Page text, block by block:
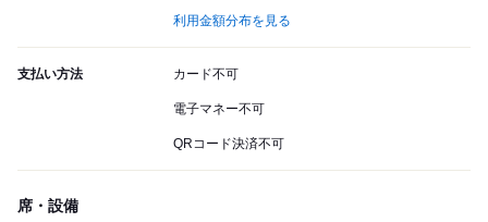
利用金額分布を見る
支払い方法 カード不可
電子マネー不可
QRコード決済不可
席・設備